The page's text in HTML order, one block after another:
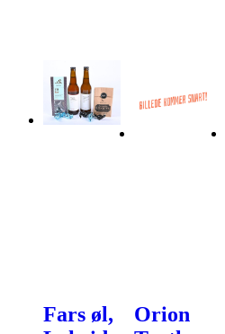
Fars øl,
Orion